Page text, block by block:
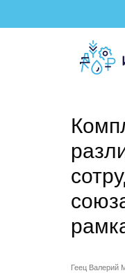
Геец Валерий